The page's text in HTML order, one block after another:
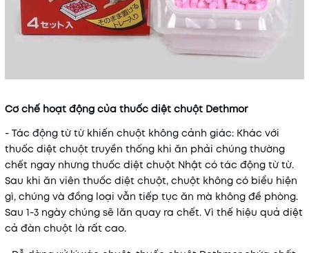
Cơ chế hoạt động của thuốc diệt chuột Dethmor
- Tác động từ từ khiến chuột không cảnh giác: Khác với
thuốc diệt chuột truyền thống khi ăn phải chúng thường
chết ngay nhưng thuốc diệt chuột Nhật có tác động từ từ.
Sau khi ăn viên thuốc diệt chuột, chuột không có biểu hiện
gì, chúng và đồng loại vẫn tiếp tục ăn mà không đề phòng.
Sau 1-3 ngày chúng sẽ lăn quay ra chết. Vì thế hiệu quả diệt
cả đàn chuột là rất cao.